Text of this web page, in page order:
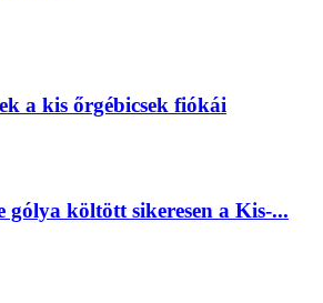
a kis őrgébicsek fiókái
gólya költött sikeresen a Kis-...